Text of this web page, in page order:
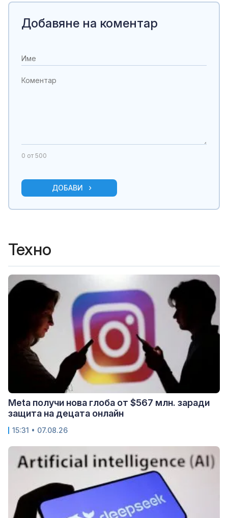
Добавяне на коментар
0 от 500
ДОБАВИ
Техно
Meta получи нова глоба от $567 млн. заради
защита на децата онлайн
15:31 • 07.08.26